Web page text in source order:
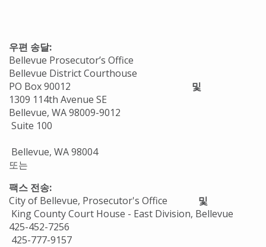
우편 송달:
Bellevue Prosecutor’s Office
Bellevue District Courthouse
PO Box 90012 및
1309 114th Avenue SE
Bellevue, WA 98009-9012
Suite 100
Bellevue, WA 98004
또는
팩스 전송:
City of Bellevue, Prosecutor's Office 및
King County Court House - East Division, Bellevue
425-452-7256
425-777-9157